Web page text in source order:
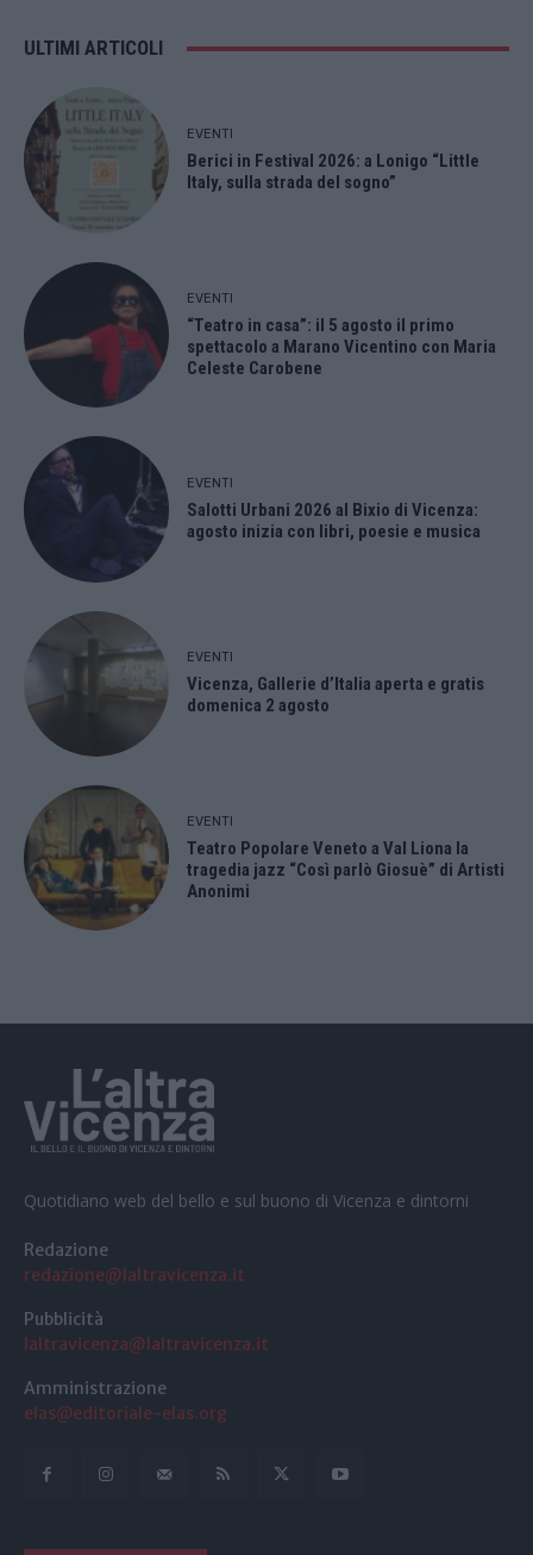
ULTIMI ARTICOLI
EVENTI
Berici in Festival 2026: a Lonigo “Little
Italy, sulla strada del sogno”
EVENTI
“Teatro in casa”: il 5 agosto il primo
spettacolo a Marano Vicentino con Maria
Celeste Carobene
EVENTI
Salotti Urbani 2026 al Bixio di Vicenza:
agosto inizia con libri, poesie e musica
EVENTI
Vicenza, Gallerie d’Italia aperta e gratis
domenica 2 agosto
EVENTI
Teatro Popolare Veneto a Val Liona la
tragedia jazz “Così parlò Giosuè” di Artisti
Anonimi
Quotidiano web del bello e sul buono di Vicenza e dintorni
Redazione
redazione@laltravicenza.it
Pubblicità
laltravicenza@laltravicenza.it
Amministrazione
elas@editoriale-elas.org